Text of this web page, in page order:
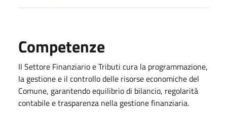
Competenze
Il Settore Finanziario e Tributi cura la programmazione,
la gestione e il controllo delle risorse economiche del
Comune, garantendo equilibrio di bilancio, regolarità
contabile e trasparenza nella gestione finanziaria.